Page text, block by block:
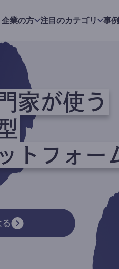
企業の方 注目のカテゴリ 事
家が使う
トフォー